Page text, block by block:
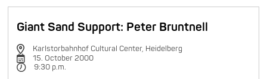
Giant Sand Support: Peter Bruntnell
Karlstorbahnhof Cultural Center, Heidelberg
15. October 2000
9:30 p.m.